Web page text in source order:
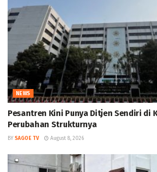
NEWS
Pesantren Kini Punya Ditjen Sendiri di
Perubahan Strukturnya
BY SAGOE TV August 8, 2026